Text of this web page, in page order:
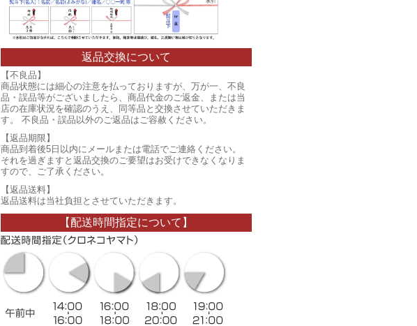
返品交換について
【不良品】
商品状態には細心の注意を払っておりますが、万が一、不良
品・誤品等がございましたら、商品代金のご返金、または当
店の在庫状況を確認のうえ、同等品と交換させていただきま
す。 不良品・誤品以外のご返品はご容赦ください。
【返品期限】
商品到着後5日以内にメールまたは電話でご連絡ください。
それを過ぎますと返品交換のご要望はお受けできなくなりま
すので、ご了承ください。
【返品送料】
返品送料は当社負担とさせていただきます。
【配送時間指定について】